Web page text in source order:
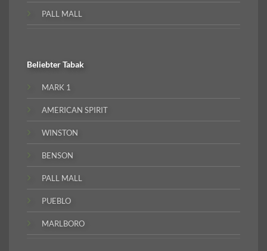
PALL MALL
BeliebterTabak
MARK 1
AMERICAN SPIRIT
WINSTON
BENSON
PALL MALL
PUEBLO
MARLBORO